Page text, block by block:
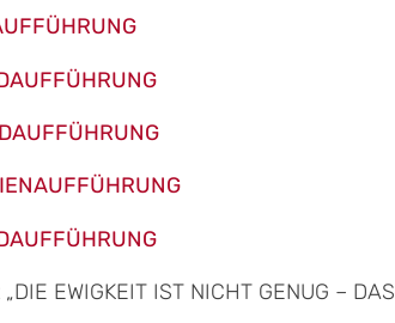
EWIGKEIT IST NICHT GENUG – DAS